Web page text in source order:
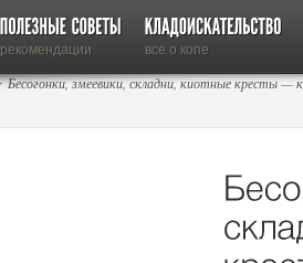
рекомендации все о копе
Бесогонки, змеевики, складни, киотные кресты —